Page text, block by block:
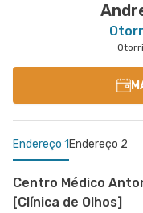
Endereço 1 Endereço 2
Centro Médico
[Clínica de Olhos]